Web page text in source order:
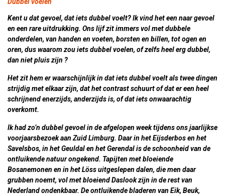
Kent u dat gevoel, dat iets dubbel voelt? Ik vind het een naar gevoel
en een rare uitdrukking. Ons lijf zit immers vol met dubbele
onderdelen, van handen en voeten, borsten en billen, tot ogen en
oren, dus waarom zou iets dubbel voelen, of zelfs heel erg dubbel,
dan niet pluis zijn ?
Het zit hem er waarschijnlijk in dat iets dubbel voelt als twee dingen
strijdig met elkaar zijn, dat het contrast schuurt of dat er een heel
schrijnend enerzijds, anderzijds is, of dat iets onwaarachtig
overkomt.
Ik had zo’n dubbel gevoel in de afgelopen week tijdens ons jaarlijkse
voorjaarsbezoek aan Zuid Limburg. Daar in het Eijsderbos en het
Savelsbos, in het Geuldal en het Gerendal is de schoonheid van de
ontluikende natuur ongekend. Tapijten met bloeiende
Bosanemonen en in het Löss uitgeslepen dalen, die men daar
grubben noemt, vol met bloeiend Daslook zijn in de rest van
Nederland ondenkbaar. De ontluikende bladeren van Eik, Beuk,